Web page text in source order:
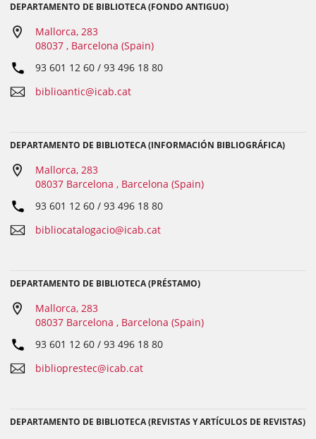
DEPARTAMENTO DE BIBLIOTECA (FONDO ANTIGUO)
Mallorca, 283
08037 , Barcelona (Spain)
93 601 12 60 / 93 496 18 80
biblioantic@icab.cat
DEPARTAMENTO DE BIBLIOTECA (INFORMACIÓN BIBLIOGRÁFICA)
Mallorca, 283
08037 Barcelona , Barcelona (Spain)
93 601 12 60 / 93 496 18 80
bibliocatalogacio@icab.cat
DEPARTAMENTO DE BIBLIOTECA (PRÉSTAMO)
Mallorca, 283
08037 Barcelona , Barcelona (Spain)
93 601 12 60 / 93 496 18 80
biblioprestec@icab.cat
DEPARTAMENTO DE BIBLIOTECA (REVISTAS Y ARTÍCULOS DE REVISTAS)